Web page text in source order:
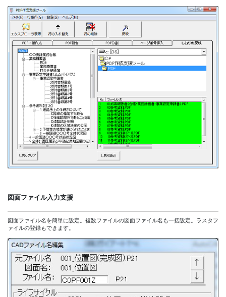
図面ファイル入力支援
図面ファイル名を簡単に設定。複数ファイルの図面ファイル名も一括設定。ラスタフ
ァイルの登録もできます。